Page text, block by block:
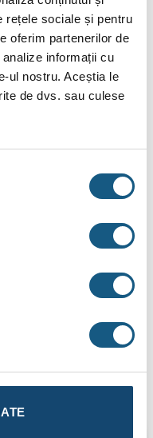
rețele sociale și pentru
oferim partenerilor de
informații cu
ul nostru. Aceștia le
de dvs. sau culese
laterală de 3/8”
de fabricație.